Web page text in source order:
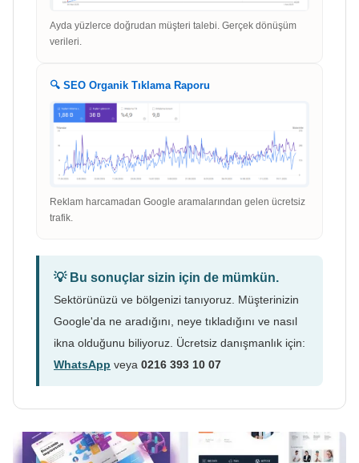
Ayda yüzlerce doğrudan müşteri talebi. Gerçek dönüşüm
verileri.
🔍 SEO Organik Tıklama Raporu
Reklam harcamadan Google aramalarından gelen ücretsiz
trafik.
💡 Bu sonuçlar sizin için de mümkün.
Sektörünüzü ve bölgenizi tanıyoruz. Müşterinizin
Google'da ne aradığını, neye tıkladığını ve nasıl
ikna olduğunu biliyoruz. Ücretsiz danışmanlık için:
WhatsApp veya 0216 393 10 07